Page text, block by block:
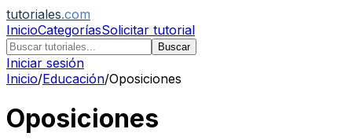
tutoriales.com
InicioCategoríasSolicitar tutorial
Buscar
Iniciar sesión
Inicio/Educación/Oposiciones
Oposiciones